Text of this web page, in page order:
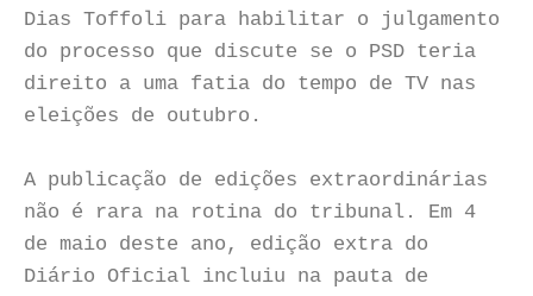
Dias Toffoli para habilitar o julgamento
do processo que discute se o PSD teria
direito a uma fatia do tempo de TV nas
eleições de outubro.
A publicação de edições extraordinárias
não é rara na rotina do tribunal. Em 4
de maio deste ano, edição extra do
Diário Oficial incluiu na pauta de